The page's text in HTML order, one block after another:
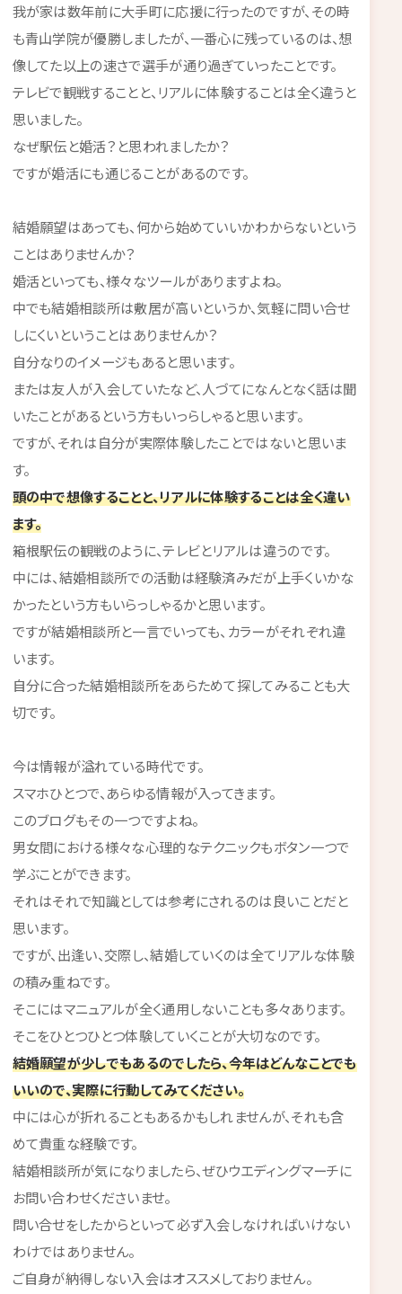
我が家は数年前に大手町に応援に行ったのですが、その時
も青山学院が優勝しましたが、一番心に残っているのは、想
像してた以上の速さで選手が通り過ぎていったことです。
テレビで観戦することと、リアルに体験することは全く違うと
思いました。
なぜ駅伝と婚活？と思われましたか？
ですが婚活にも通じることがあるのです。
結婚願望はあっても、何から始めていいかわからないという
ことはありませんか？
婚活といっても、様々なツールがありますよね。
中でも結婚相談所は敷居が高いというか、気軽に問い合せ
しにくいということはありませんか？
自分なりのイメージもあると思います。
または友人が入会していたなど、人づてになんとなく話は聞
いたことがあるという方もいっらしゃると思います。
ですが、それは自分が実際体験したことではないと思いま
す。
頭の中で想像することと、リアルに体験することは全く違い
ます。
箱根駅伝の観戦のように、テレビとリアルは違うのです。
中には、結婚相談所での活動は経験済みだが上手くいかな
かったという方もいらっしゃるかと思います。
ですが結婚相談所と一言でいっても、カラーがそれぞれ違
います。
自分に合った結婚相談所をあらためて探してみることも大
切です。
今は情報が溢れている時代です。
スマホひとつで、あらゆる情報が入ってきます。
このブログもその一つですよね。
男女間における様々な心理的なテクニックもボタン一つで
学ぶことができます。
それはそれで知識としては参考にされるのは良いことだと
思います。
ですが、出逢い、交際し、結婚していくのは全てリアルな体験
の積み重ねです。
そこにはマニュアルが全く通用しないことも多々あります。
そこをひとつひとつ体験していくことが大切なのです。
結婚願望が少しでもあるのでしたら、今年はどんなことでも
いいので、実際に行動してみてください。
中には心が折れることもあるかもしれませんが、それも含
めて貴重な経験です。
結婚相談所が気になりましたら、ぜひウエディングマーチに
お問い合わせくださいませ。
問い合せをしたからといって必ず入会しなければいけない
わけではありません。
ご自身が納得しない入会はオススメしておりません。